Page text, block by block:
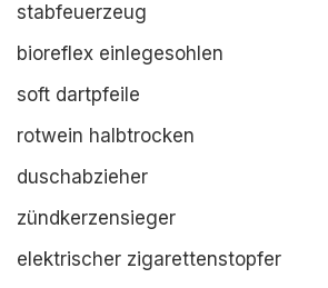
stabfeuerzeug
bioreflex einlegesohlen
soft dartpfeile
rotwein halbtrocken
duschabzieher
zündkerzensieger
elektrischer zigarettenstopfer